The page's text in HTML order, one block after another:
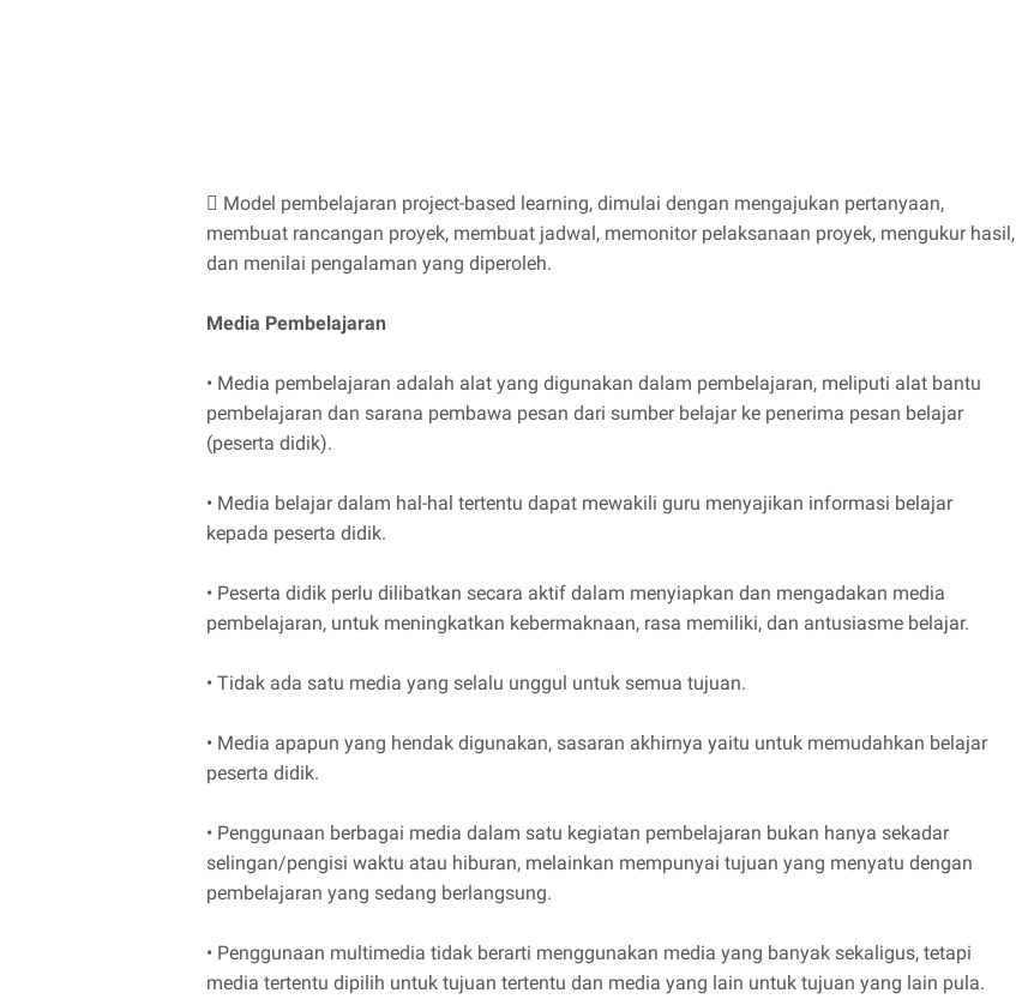
 Model pembelajaran project-based learning, dimulai dengan mengajukan pertanyaan,
membuat rancangan proyek, membuat jadwal, memonitor pelaksanaan proyek, mengukur hasil,
dan menilai pengalaman yang diperoleh.
Media Pembelajaran
• Media pembelajaran adalah alat yang digunakan dalam pembelajaran, meliputi alat bantu
pembelajaran dan sarana pembawa pesan dari sumber belajar ke penerima pesan belajar
(peserta didik).
• Media belajar dalam hal-hal tertentu dapat mewakili guru menyajikan informasi belajar
kepada peserta didik.
• Peserta didik perlu dilibatkan secara aktif dalam menyiapkan dan mengadakan media
pembelajaran, untuk meningkatkan kebermaknaan, rasa memiliki, dan antusiasme belajar.
• Tidak ada satu media yang selalu unggul untuk semua tujuan.
• Media apapun yang hendak digunakan, sasaran akhirnya yaitu untuk memudahkan belajar
peserta didik.
• Penggunaan berbagai media dalam satu kegiatan pembelajaran bukan hanya sekadar
selingan/pengisi waktu atau hiburan, melainkan mempunyai tujuan yang menyatu dengan
pembelajaran yang sedang berlangsung.
• Penggunaan multimedia tidak berarti menggunakan media yang banyak sekaligus, tetapi
media tertentu dipilih untuk tujuan tertentu dan media yang lain untuk tujuan yang lain pula.